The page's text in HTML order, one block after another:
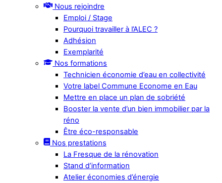
Nous rejoindre
Emploi / Stage
Pourquoi travailler à l’ALEC ?
Adhésion
Exemplarité
Nos formations
Technicien économie d’eau en collectivité
Votre label Commune Econome en Eau
Mettre en place un plan de sobriété
Booster la vente d’un bien immobilier par la
réno
Être éco-responsable
Nos prestations
La Fresque de la rénovation
Stand d’information
Atelier économies d’énergie